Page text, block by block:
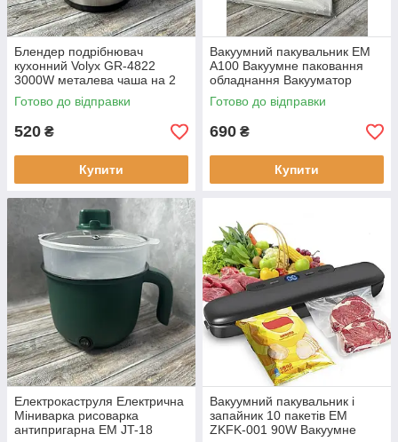
Блендер подрібнювач
кухонний Volyx GR-4822
3000W металева чаша на 2
літри комбайн 2 швидкості
Готово до відправки
520 ₴
Купити
Вакуумний пакувальник EM
A100 Вакуумне паковання
обладнання Вакууматор
ручної продуктів
Готово до відправки
690 ₴
Купити
Електрокаструля Електрична
Міниварка рисоварка
антипригарна EM JT-18
Вакуумний пакувальник і
запайник 10 пакетів EM
ZKFK-001 90W Вакуумне